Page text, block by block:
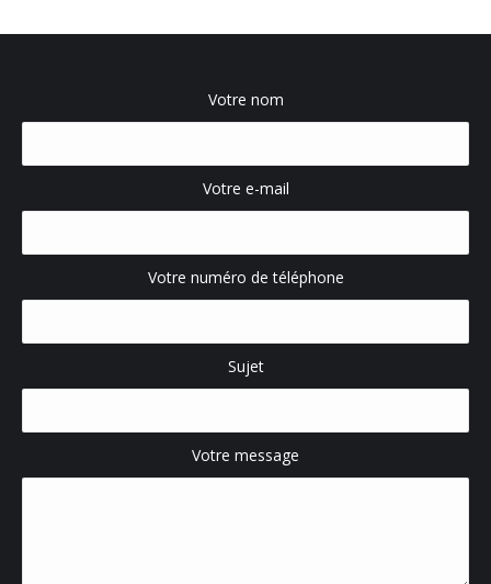
Votre nom
Votre e-mail
Votre numéro de téléphone
Sujet
Votre message